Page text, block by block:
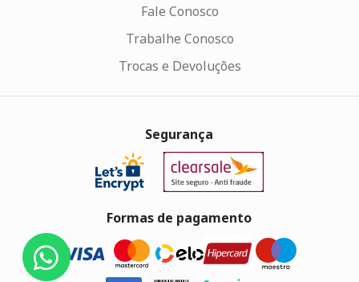
Fale Conosco
Trabalhe Conosco
Trocas e Devoluções
Segurança
Formas de pagamento